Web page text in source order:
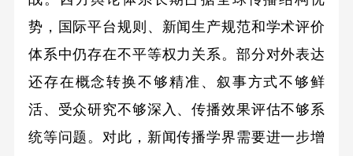
势，国际平台规则、新闻生产规范和学术评价
体系中仍存在不平等权力关系。部分对外表达
还存在概念转换不够精准、叙事方式不够鲜
活、受众研究不够深入、传播效果评估不够系
统等问题。对此，新闻传播学界需要进一步增